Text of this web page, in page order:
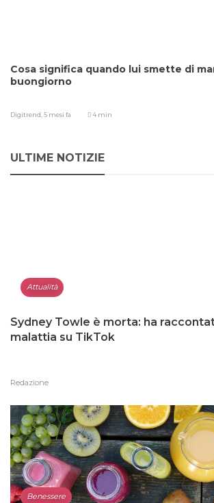
Cosa significa quando lui smette di
buongiorno
Digitrend, 5 mesi fa 4 min
ULTIME NOTIZIE
Attualità
Sydney Towle è morta: ha
malattia su TikTok
Redazione
Benessere